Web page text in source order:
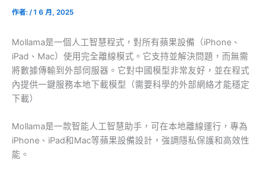
作者: /1 6 月, 2025
Mollama是一個人工智慧程式，對所有蘋果設備（iPhone、
iPad、Mac）使用完全離線模式。它支持並解決問題，而無需
將數據傳輸到外部伺服器。它對中國模型非常友好，並在程式
內提供一鍵服務本地下載模型（需要科學的外部網絡才能穩定
下載）
Mollama是一款智能人工智慧助手，可在本地離線運行，專為
iPhone、iPad和Mac等蘋果設備設計，強調隱私保護和高效性
能。